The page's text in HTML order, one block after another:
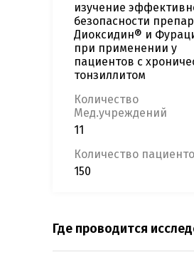
изучение
безопасности
Диоксидин® и
при применении у
пациентов с
тонзиллитом
Количество
Мед.учреждений
11
Количество
150
Где проводится